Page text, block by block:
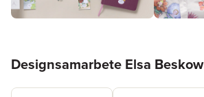
Designsamarbete Elsa Beskow